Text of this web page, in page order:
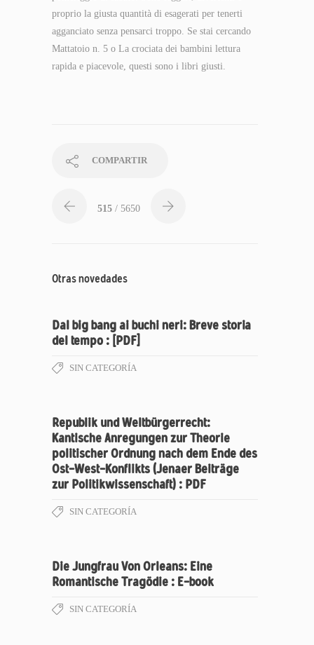
proprio la giusta quantità di esagerati per tenerti
agganciato senza pensarci troppo. Se stai cercando
Mattatoio n. 5 o La crociata dei bambini lettura
rapida e piacevole, questi sono i libri giusti.
COMPARTIR
515 / 5650
Otras novedades
Dal big bang ai buchi neri: Breve storia
del tempo : [PDF]
SIN CATEGORÍA
Republik und Weltbürgerrecht:
Kantische Anregungen zur Theorie
politischer Ordnung nach dem Ende des
Ost-West-Konflikts (Jenaer Beiträge
zur Politikwissenschaft) : PDF
SIN CATEGORÍA
Die Jungfrau Von Orleans: Eine
Romantische Tragödie : E-book
SIN CATEGORÍA